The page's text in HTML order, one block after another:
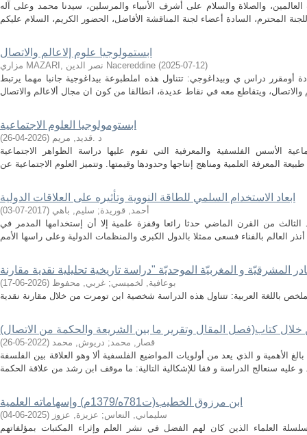
والصلاة والسلام على أشرف الأنبياء والمرسلين، سيدنا محمد وعلى آله
ابستمولوجيا علوم إلاعالم والاتصال
مزاري MAZARI, نصر الدين Nacereddine (2025-07-12)
أومقرر دراس ي وبيداغوجي: تتناول هذه املطبوعة بيداغوجية جانبا مهما يرتبط
ابستومولوجيا العلوم الاجتماعية
د .قديد, مريم (
2026-04-26
)
الأسس الفلسفية والمعرفية التي تقوم عليها دراسة الظواهر الاجتماعية
ابعاد الاستخدام السلمي للطاقة النووية وتأثيره على العلاقات الدولية
أحمد, قوريدة; سليم, باهي (
2017-07-03
)
من القرن الماضي حدثا رائعا وقفزة علمية إلا أن إستخدامها المدمر في
بوعافية, لخميسي; غربي, محفوظ (
2026-06-17
)
كتاب(فصل المقال وتقرير ما بين الشريعة والحكمة من الاتصال)
قصار, محمد; دريوش, محمد (
2022-05-26
)
الأهمية و الذي يعد من أولويات المواضيع الفلسفية ألا وهو العلاقة بين الفلسفة
ابن مرزوق الخطيب(ت781ه/1379م) وإسهاماته العلمية
سليماني, النعاس; عزيزة, عزوز (
2025-06-04
)
العلماء الذين كان لهم الفضل في نشر العلم وإثراء المكتبات بمؤلفاتهم